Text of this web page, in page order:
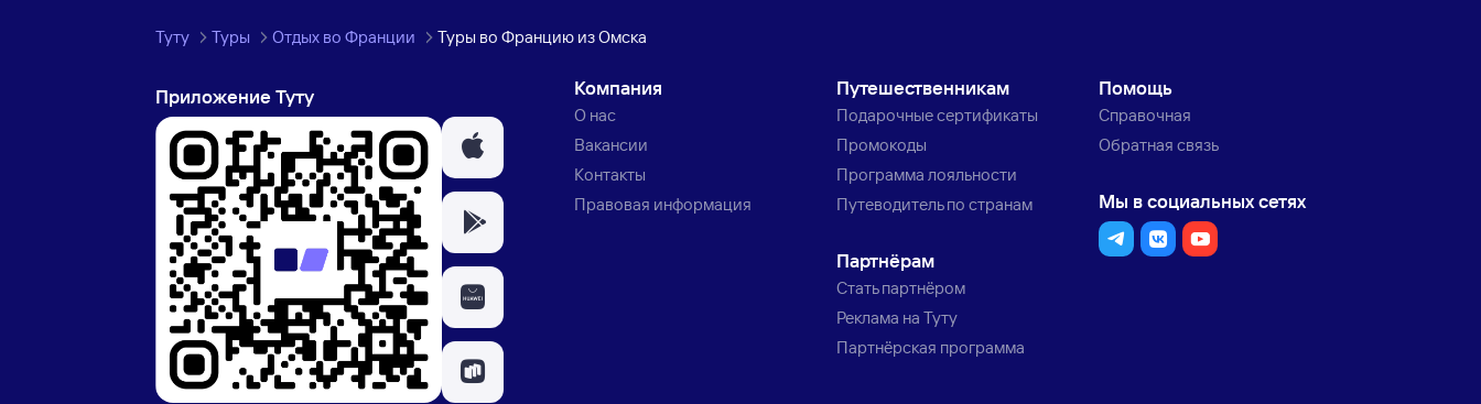
Туту Туры Отдых во Франции Туры во Францию из Омска
Приложение Туту Компания
О нас
Вакансии
Контакты
Правовая информация
Путешественникам
Подарочные сертификаты
Промокоды
Программа лояльности
Путеводитель по странам
Партнёрам
Стать партнёром
Реклама на Туту
Партнёрская программа
Помощь
Справочная
Обратная связь
Мы в социальных сетях